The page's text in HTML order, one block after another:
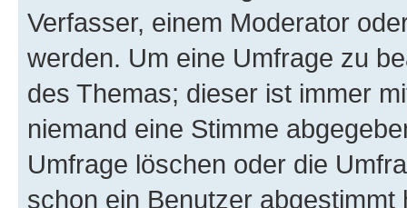
Verfasser, einem Moderator
werden. Um eine Umfrage zu
des Themas; dieser ist immer
niemand eine Stimme
Umfrage löschen oder die
schon ein Benutzer